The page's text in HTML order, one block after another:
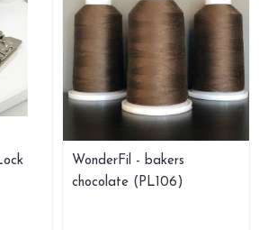
WonderFil - bakers
chocolate (PL106)